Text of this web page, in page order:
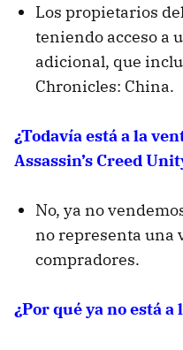
Los propietarios
teniendo acceso a
adicional, que
Chronicles: China.
¿Todavía está a la
Assassin’s Creed
No, ya no
no representa una
compradores.
¿Por qué ya no está a